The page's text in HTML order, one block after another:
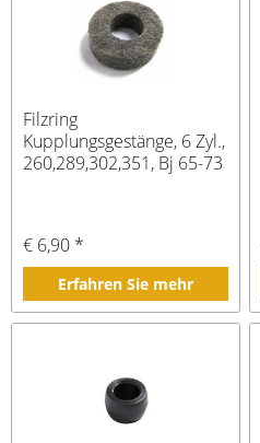
Filzring
Kupplungsgestänge, 6 Zyl.,
260,289,302,351, Bj 65-73
€ 6,90 *
Erfahren Sie mehr